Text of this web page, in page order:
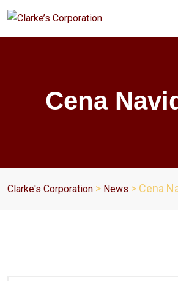
Cena
Clarke's Corporation > News > Cena